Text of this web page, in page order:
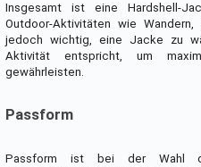
Insgesamt ist eine Hardshell-
Outdoor-Aktivitäten wie
jedoch wichtig, eine Jacke zu
Aktivität entspricht, um
gewährleisten.
Passform
Passform ist bei der Wahl